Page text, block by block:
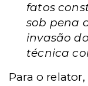
fatos
sob pena
invasão
técnica
Para o